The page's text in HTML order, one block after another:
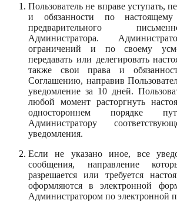
Пользователь не вправе уступать,
и обязанности по
предварительного
Администратора.
ограничений и по своему
передавать или делегировать
также свои права и
Соглашению, направив
уведомление за 10 дней.
любой момент расторгнуть
одностороннем порядке
Администратору
уведомления.
Если не указано иное, все
сообщения, направление
разрешается или требуется
оформляются в электронной
Администратором по электронной